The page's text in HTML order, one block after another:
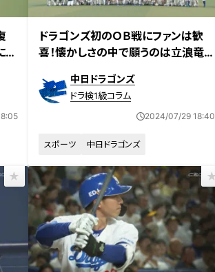
懸
ドラゴンズ初のＯＢ戦にファンは歓
喜！懐かしさの中で願うのは立浪竜の
中日ドラゴンズ
ドラ検1級コラム
2024/07/29 18:40
スポーツ 中日ドラゴンズ